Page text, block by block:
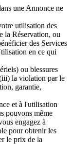
une Annonce ne
utilisation des
la Réservation, ou
des Services
en ce qui
ou blessures
la violation par le
garantie,
et à l'utilisation
pouvons même
engagez à
pour obtenir les
le prix de la